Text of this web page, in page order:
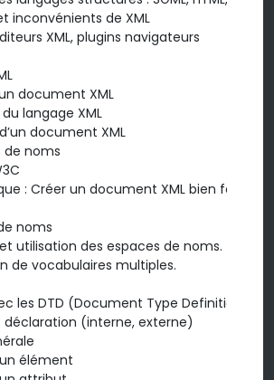
inconvénients de XML
XML, plugins navigateurs
document XML
langage XML
document XML
de noms
: Créer un document XML bien formé
noms
utilisation des espaces de noms.
de vocabulaires multiples.
les DTD (Document Type Definition)
déclaration (interne, externe)
élément